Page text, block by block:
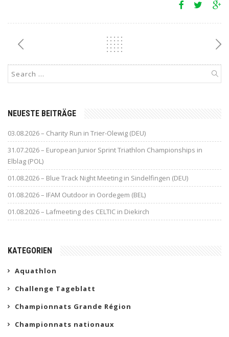
NEUESTE BEITRÄGE
03.08.2026 – Charity Run in Trier-Olewig (DEU)
31.07.2026 – European Junior Sprint Triathlon Championships in
Elblag (POL)
01.08.2026 – Blue Track Night Meeting in Sindelfingen (DEU)
01.08.2026 – IFAM Outdoor in Oordegem (BEL)
01.08.2026 – Lafmeeting des CELTIC in Diekirch
KATEGORIEN
Aquathlon
Challenge Tageblatt
Championnats Grande Région
Championnats nationaux